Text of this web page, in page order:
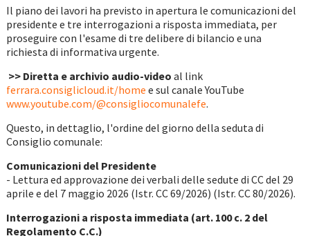
Il piano dei lavori ha previsto in apertura le comunicazioni del
presidente e tre interrogazioni a risposta immediata, per
proseguire con l'esame di tre delibere di bilancio e una
richiesta di informativa urgente.
>> Diretta e archivio audio-video al link
ferrara.consiglicloud.it/home e sul canale YouTube
www.youtube.com/@consigliocomunalefe.
Questo, in dettaglio, l'ordine del giorno della seduta di
Consiglio comunale:
Comunicazioni del Presidente
- Lettura ed approvazione dei verbali delle sedute di CC del 29
aprile e del 7 maggio 2026 (Istr. CC 69/2026) (Istr. CC 80/2026).
Interrogazioni a risposta immediata (art. 100 c. 2 del
Regolamento C.C.)